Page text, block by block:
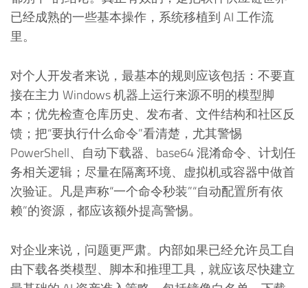
已经成熟的一些基本操作，系统移植到 AI 工作流
里。
对个人开发者来说，最基本的规则应该包括：不要直
接在主力 Windows 机器上运行来源不明的模型脚
本；优先检查仓库历史、发布者、文件结构和社区反
馈；把“要执行什么命令”看清楚，尤其警惕
PowerShell、自动下载器、base64 混淆命令、计划任
务相关逻辑；尽量在隔离环境、虚拟机或容器中做首
次验证。凡是声称“一个命令秒装”“自动配置所有依
赖”的资源，都应该额外提高警惕。
对企业来说，问题更严肃。内部如果已经允许员工自
由下载各类模型、脚本和推理工具，就应该尽快建立